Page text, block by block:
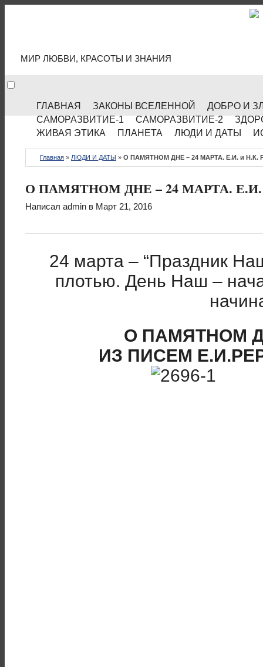
МИР ЛЮБВИ, КРАСОТЫ И ЗНАНИЯ
ГЛАВНАЯ ЗАКОНЫ ВСЕЛЕННОЙ
ДОБРО И
САМОРАЗВИТИЕ-1
САМОРАЗВИТИЕ-2
ЖИВАЯ ЭТИКА
ПЛАНЕТА ЛЮДИ И ДАТЫ
Главная » ЛЮДИ И ДАТЫ » О ПАМЯТНОМ ДНЕ – 24 МАРТА. Е.И. и Н.К.
О ПАМЯТНОМ ДНЕ – 24 МАРТА. Е.И.
Написал admin в Март 21, 2016
24 марта – “Праздник
плотью. День Наш –
О ПАМЯТНОМ
ИЗ ПИСЕМ